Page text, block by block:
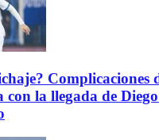
Complicaciones
la llegada de